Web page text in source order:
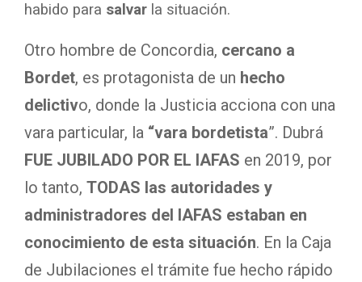
habido para salvar la situación.
Otro hombre de Concordia, cercano a
Bordet, es protagonista de un hecho
delictivo, donde la Justicia acciona con una
vara particular, la “vara bordetista”. Dubrá
FUE JUBILADO POR EL IAFAS en 2019, por
lo tanto, TODAS las autoridades y
administradores del IAFAS estaban en
conocimiento de esta situación. En la Caja
de Jubilaciones el trámite fue hecho rápido